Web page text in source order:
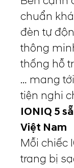
chuẩn
đèn tự
thông
thống hỗ
… mang
tiện nghi
IONIQ 5
Việt Nam
Mỗi chiếc
trang bị